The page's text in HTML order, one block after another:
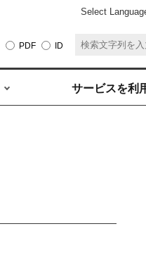
PDF ID
Select
サービスを利